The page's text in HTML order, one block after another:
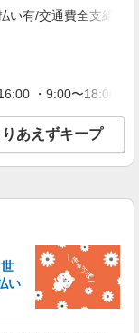
1.2万円】生活支援
＞
細を見る
有/交通費全支給(ガ
16:00 ・9:00〜
りあえずキープ
い